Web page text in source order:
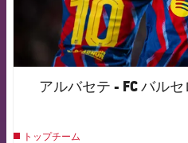
アルバセテ - FC バル
トップチーム